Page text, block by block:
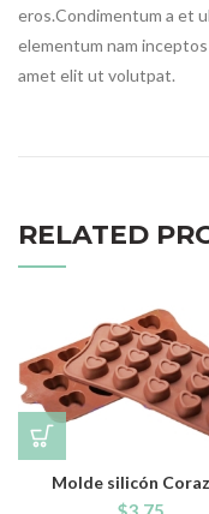
eros.Condimentum a et
elementum nam
amet elit ut volutpat.
RELATED
Molde silicón